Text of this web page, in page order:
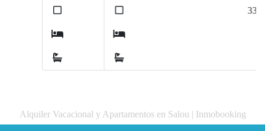
Alquiler Vacacional y Apartamentos en Salou | Inmobooking